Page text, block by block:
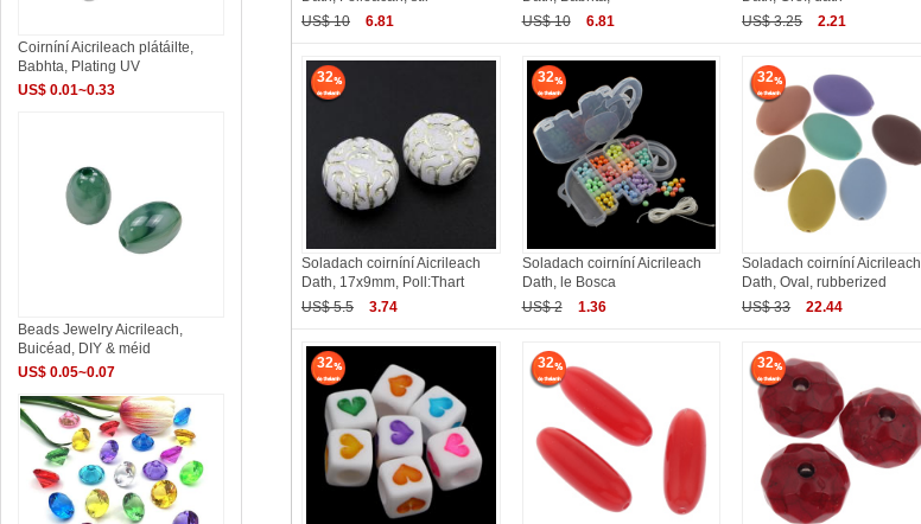
US$ 10
6.81
US$ 10
6.81
US$ 3.25
2.21
32
Soladach coirníní Aicrileach
Dath, 17x9mm, Poll:Thart
US$ 5.5
3.74
32
Soladach coirníní Aicrileach
Dath, le Bosca
US$ 2
1.36
32
Soladach coirníní Aicrileach
Dath, Oval, rubberized
US$ 33
22.44
32 32 32
Coirníní Aicrileach plátáilte,
Babhta, Plating UV
US$ 0.01~0.33
Beads Jewelry Aicrileach,
Buicéad, DIY & méid
US$ 0.05~0.07